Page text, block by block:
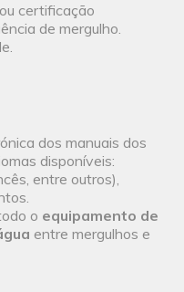
certificação
de mergulho.
dos manuais dos
disponíveis:
entre outros),
o equipamento de
entre mergulhos e